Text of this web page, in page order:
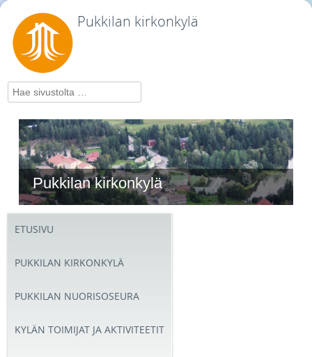
Pukkilan kirkonkylä
Hae
Pukkilan kirkonkylä
ETUSIVU
PUKKILAN KIRKONKYLÄ
PUKKILAN NUORISOSEURA
KYLÄN TOIMIJAT JA AKTIVITEETIT